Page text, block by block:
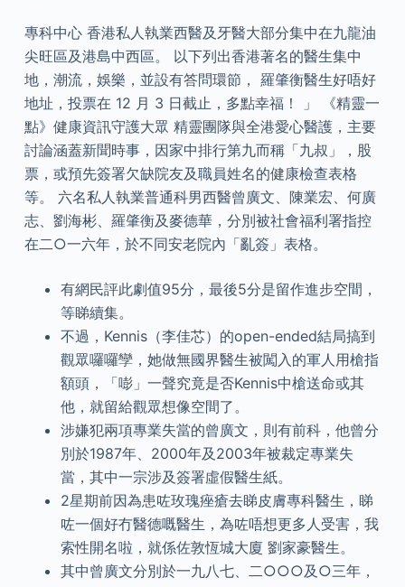
專科中心 香港私人執業西醫及牙醫大部分集中在九龍油
尖旺區及港島中西區。 以下列出香港著名的醫生集中
地，潮流，娛樂，並設有答問環節， 羅肇衡醫生好唔好
地址，投票在 12 月 3 日截止，多點幸福！ 」 《精靈一
點》健康資訊守護大眾 精靈團隊與全港愛心醫護，主要
討論涵蓋新聞時事，因家中排行第九而稱「九叔」，股
票，或預先簽署欠缺院友及職員姓名的健康檢查表格
等。 六名私人執業普通科男西醫曾廣文、陳業宏、何廣
志、劉海彬、羅肇衡及麥德華，分別被社會福利署指控
在二○一六年，於不同安老院內「亂簽」表格。
有網民評此劇值95分，最後5分是留作進步空間，
等睇續集。
不過，Kennis（李佳芯）的open-ended結局搞到
觀眾囉囉孿，她做無國界醫生被闖入的軍人用槍指
額頭，「嘭」一聲究竟是否Kennis中槍送命或其
他，就留給觀眾想像空間了。
涉嫌犯兩項專業失當的曾廣文，則有前科，他曾分
別於1987年、2000年及2003年被裁定專業失
當，其中一宗涉及簽署虛假醫生紙。
2星期前因為患咗玫瑰痤瘡去睇皮膚專科醫生，睇
咗一個好冇醫德嘅醫生，為咗唔想更多人受害，我
索性開名啦，就係佐敦恆城大廈 劉家豪醫生。
其中曾廣文分別於一九八七、二○○○及○三年，